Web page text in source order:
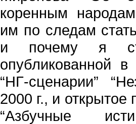
коренным
им по следам
и почему я
опубликованной
“НГ-сценарии”
2000 г., и
“Азбучные